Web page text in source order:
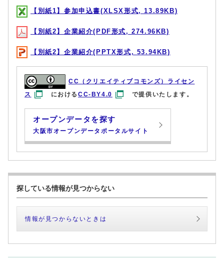
【別紙1】参加申込書(XLSX形式, 13.89KB)
【別紙2】企業紹介(PDF形式, 274.96KB)
【別紙2】企業紹介(PPTX形式, 53.94KB)
CC（クリエイティブコモンズ）ライセン
ス
におけるCC-BY4.0 で提供いたします。
オープンデータを探す
大阪市オープンデータポータルサイト
探している情報が見つからない
情報が見つからないときは